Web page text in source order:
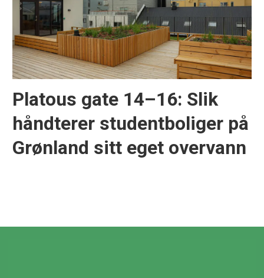
Platous gate 14–16: Slik
håndterer studentboliger på
Grønland sitt eget overvann